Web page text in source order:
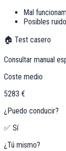
Mal
Posibles
🏠 Test casero
Consultar manual
Coste medio
5283 €
¿Puedo conducir?
✅ Sí
¿Tú mismo?